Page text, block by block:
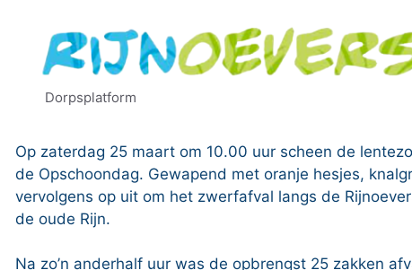
inhoud
Dorpsplatform
Op zaterdag 25 maart om 10.00 uur scheen de
de Opschoondag. Gewapend met oranje hesjes,
vervolgens op uit om het zwerfafval langs de
de oude Rijn.
Na zo’n anderhalf uur was de opbrengst 25 zakken